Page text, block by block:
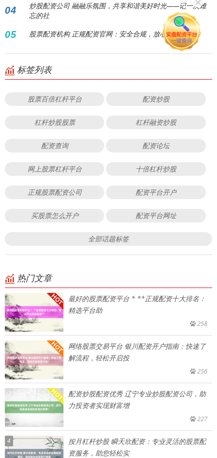
04
炒股配资公司 融融乐氛围，共享和谐美好时光——记一次难
忘的社
05 股票配资机构 正规配资官网：安全合规，放心投资
标签列表
股票百倍杠杆平台 配资炒股
杠杆炒股股票 杠杆融资炒股
配资查询 配资论坛
网上股票杠杆平台 十倍杠杆炒股
正规股票配资公司 配资平台开户
买股票怎么开户 配资平台网址
全部话题标签
热门文章
最好的股票配资平台 * **正规配资十大排名：
精选平台助
258
网络股票交易平台 银川配资开户指南：快速了
解流程，轻松开启投
256
配资炒股配资优秀 辽宁专业炒股配资公司，助
力投资者实现财富增
227
4
按月杠杆炒股 瞬天欣配资：专业灵活的股票配
资服务，助您轻松实